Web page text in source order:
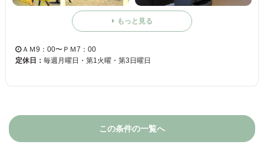
もっと見る
ＡＭ9：00〜ＰＭ7：00
定休日： 毎週月曜日・第1火曜・第3日曜日
この条件の一覧へ